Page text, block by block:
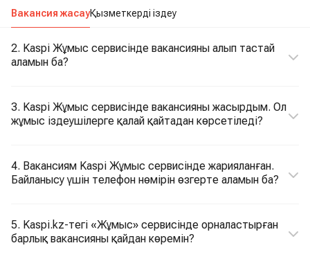
Вакансия жасауҚызметкерді іздеу
2. Kaspi Жұмыс сервисінде вакансияны алып тастай
аламын ба?
3. Kaspi Жұмыс сервисінде вакансияны жасырдым. Ол
жұмыс іздеушілерге қалай қайтадан көрсетіледі?
4. Вакансиям Kaspi Жұмыс сервисінде жарияланған.
Байланысу үшін телефон нөмірін өзгерте аламын ба?
5. Kaspi.kz-тегі «Жұмыс» сервисінде орналастырған
барлық вакансияны қайдан көремін?